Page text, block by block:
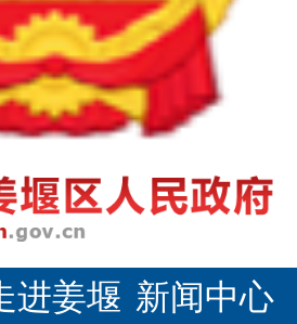
进姜堰 新闻中心